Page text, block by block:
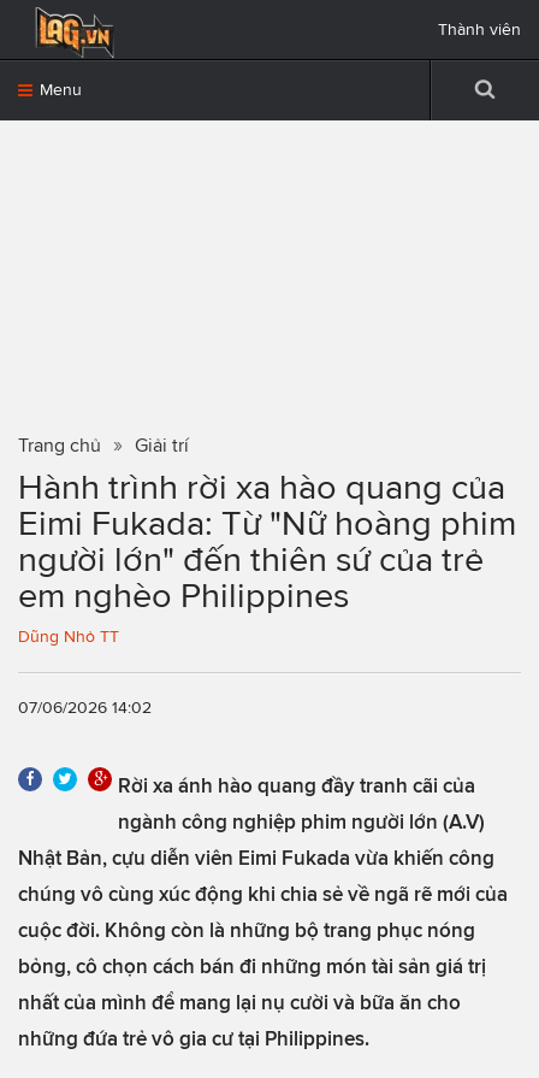
Menu
Thành viên
Trang chủ Giải trí
Hành trình rời xa hào quang của
Eimi Fukada: Từ "Nữ hoàng phim
người lớn" đến thiên sứ của trẻ
em nghèo Philippines
Dũng Nhỏ TT
07/06/2026 14:02
Rời xa ánh hào quang đầy tranh cãi của
ngành công nghiệp phim người lớn (A.V)
Nhật Bản, cựu diễn viên Eimi Fukada vừa khiến công
chúng vô cùng xúc động khi chia sẻ về ngã rẽ mới của
cuộc đời. Không còn là những bộ trang phục nóng
bỏng, cô chọn cách bán đi những món tài sản giá trị
nhất của mình để mang lại nụ cười và bữa ăn cho
những đứa trẻ vô gia cư tại Philippines.